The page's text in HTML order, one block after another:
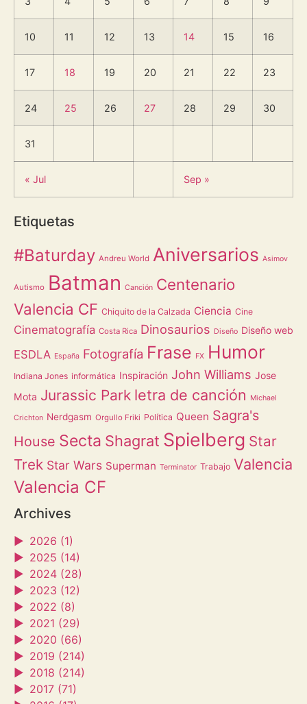
10 11 12 13 14 15 16
17 18 19 20 21 22 23
24 25 26 27 28 29 30
31
« Jul Sep »
Etiquetas
#Baturday Andreu World Aniversarios Asimov
Autismo Batman Canción Centenario
Valencia CF Chiquito de la Calzada Ciencia Cine
Cinematografía Costa Rica Dinosaurios Diseño Diseño web
ESDLA España Fotografía Frase FX Humor
Indiana Jones informática Inspiración John Williams Jose
Mota Jurassic Park letra de canción Michael
Crichton Nerdgasm Orgullo Friki Política Queen Sagra's
House Secta Shagrat Spielberg Star
Trek Star Wars Superman Terminator Trabajo Valencia
Valencia CF
Archives
► 2026 (1)
► 2025 (14)
► 2024 (28)
► 2023 (12)
► 2022 (8)
► 2021 (29)
► 2020 (66)
► 2019 (214)
► 2018 (214)
► 2017 (71)